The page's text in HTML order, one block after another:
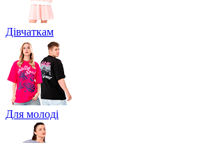
Дівчаткам
Для молоді